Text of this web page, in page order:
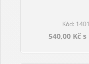
Kód: 1401
540,00 Kč s